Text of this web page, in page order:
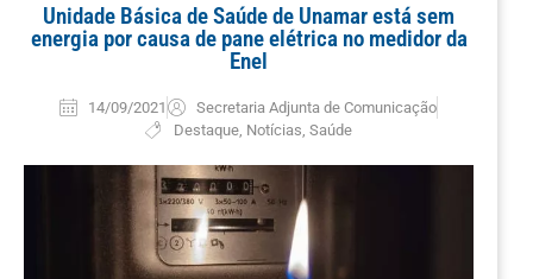
Unidade Básica de Saúde de Unamar está sem
energia por causa de pane elétrica no medidor da
Enel
14/09/2021
Secretaria Adjunta de Comunicação
Destaque, Notícias Saúde